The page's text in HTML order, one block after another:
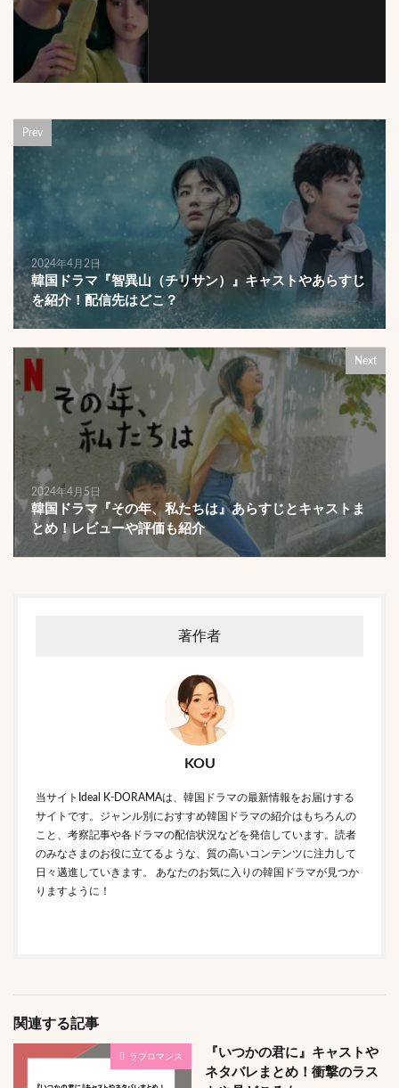
Prev
2024年4月2日
韓国ドラマ『智異山（チリサン）』キャストやあらすじ
を紹介！配信先はどこ？
Next
2024年4月5日
韓国ドラマ『その年、私たちは』あらすじとキャストま
とめ！レビューや評価も紹介
著作者
KOU
当サイトIdeal K-DORAMAは、韓国ドラマの最新情報をお届けする
サイトです。ジャンル別におすすめ韓国ドラマの紹介はもちろんの
こと、考察記事や各ドラマの配信状況などを発信しています。読者
のみなさまのお役に立てるような、質の高いコンテンツに注力して
日々邁進していきます。 あなたのお気に入りの韓国ドラマが見つか
りますように！
関連する記事
ラブロマンス
『いつかの君に』キャストや
ネタバレまとめ！衝撃のラス